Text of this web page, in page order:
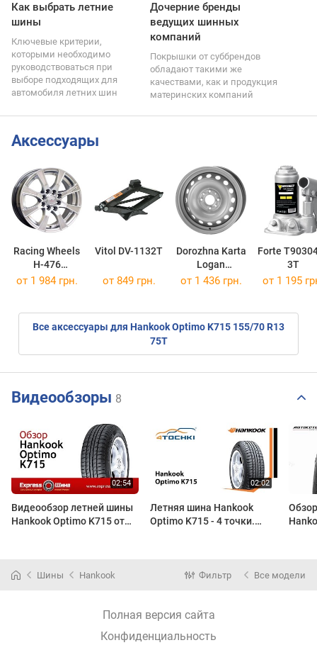
Как выбрать летние
шины
Ключевые критерии,
которыми необходимо
руководствоваться при
выборе подходящих для
автомобиля летних шин
Дочерние бренды
ведущих шинных
компаний
Покрышки от суббрендов
обладают такими же
качествами, как и продукция
материнских компаний
Аксессуары
Racing Wheels
H-476
5x13/4x114,3 ET38 DIA67,1
Vitol DV-1132T
Dorozhna Karta
Logan
5,5x13/4x100 ET43 DIA60
Forte
3T
от 1 984 грн. от 849 грн. от 1 436 грн. от 1 195
Все аксессуары для Hankook Optimo K715 155/70 R13
75T
Видеообзоры 8
Видеообзор летней шины
Hankook Optimo K715 от
Летняя шина Hankook
Optimo K715 - 4 точки.
Шины Hankook Фильтр Все модели
Полная версия сайта
Конфиденциальность